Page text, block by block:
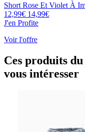
Short Rose Et Violet À
12,99€ 14,99€
J'en Profite
Voir l'offre
Ces produits
vous intéresser